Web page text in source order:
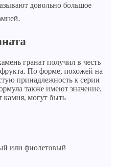
довольно большое
гранат получил в честь
По форме, похожей на
принадлежность к серии
также имеют значение,
камня, могут быть
или фиолетовый